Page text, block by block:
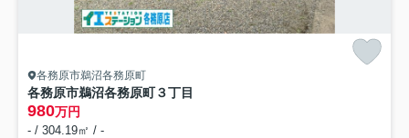
各務原市鵜沼各務原町
各務原市鵜沼各務原町３丁目
980万円
- / 304.19㎡ / -